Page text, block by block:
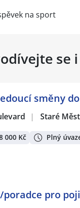
na sport
se
směny
| Staré
000 Kč Plný
poradce pro